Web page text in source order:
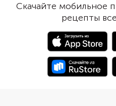
Скачайте мобильное
рецепты